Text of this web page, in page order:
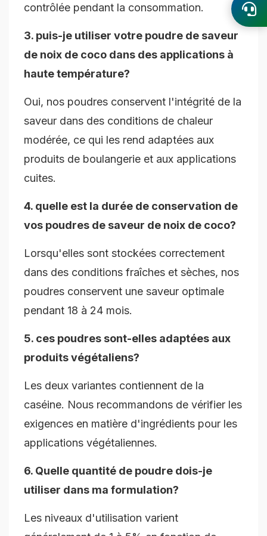
contrôlée pendant la consommation.
3. puis-je utiliser votre poudre de saveur
de noix de coco dans des applications à
haute température?
Oui, nos poudres conservent l'intégrité de la
saveur dans des conditions de chaleur
modérée, ce qui les rend adaptées aux
produits de boulangerie et aux applications
cuites.
4. quelle est la durée de conservation de
vos poudres de saveur de noix de coco?
Lorsqu'elles sont stockées correctement
dans des conditions fraîches et sèches, nos
poudres conservent une saveur optimale
pendant 18 à 24 mois.
5. ces poudres sont-elles adaptées aux
produits végétaliens?
Les deux variantes contiennent de la
caséine. Nous recommandons de vérifier les
exigences en matière d'ingrédients pour les
applications végétaliennes.
6. Quelle quantité de poudre dois-je
utiliser dans ma formulation?
Les niveaux d'utilisation varient